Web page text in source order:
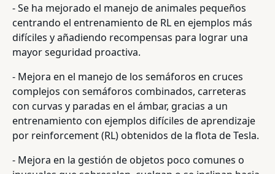
- Se ha mejorado el manejo de animales pequeños
centrando el entrenamiento de RL en ejemplos más
difíciles y añadiendo recompensas para lograr una
mayor seguridad proactiva.
- Mejora en el manejo de los semáforos en cruces
complejos con semáforos combinados, carreteras
con curvas y paradas en el ámbar, gracias a un
entrenamiento con ejemplos difíciles de aprendizaje
por reinforcement (RL) obtenidos de la flota de Tesla.
- Mejora en la gestión de objetos poco comunes o